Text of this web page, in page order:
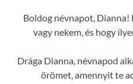
Boldog névnapot,
vagy nekem, és hogy
Drága Dianna, névnapod
örömet, amennyit te